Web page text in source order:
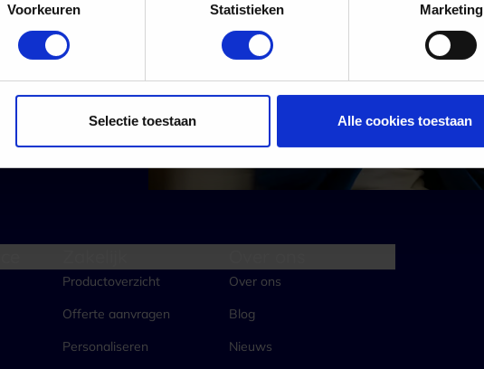
Voorkeuren Statistieken Marketing
Selectie toestaan Alle cookies toestaan
aanmeldingen voor de nieuwsbrief
Aanmelden
Productoverzicht
Offerte aanvragen
Personaliseren
Over ons
Blog
Nieuws